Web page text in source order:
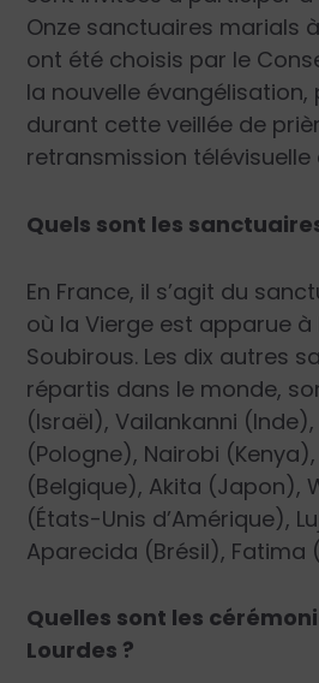
Onze sanctuaires marials
ont été choisis par le
la nouvelle
durant cette veillée de
retransmission
Quels sont les
En France, il s’agit du
où la Vierge est apparue
Soubirous. Les dix autres
répartis dans le monde,
(Israël), Vailankanni
(Pologne), Nairobi
(Belgique), Akita (Japon),
(États-Unis d’Amérique),
Aparecida (Brésil), Fatima
Quelles sont les
Lourdes ?